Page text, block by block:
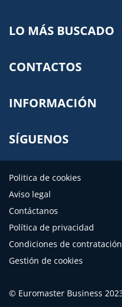
LO MÁS BUSCADO
CONTACTOS
INFORMACIÓN
SÍGUENOS
Politica de cookies
Aviso legal
Contáctanos
Política de privacidad
Condiciones de contratación
Gestión de cookies
© Euromaster Business